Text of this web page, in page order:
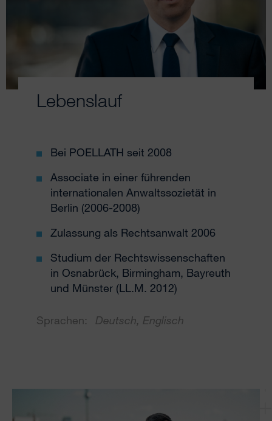
Lebenslauf
Bei POELLATH seit 2008
Associate in einer führenden
internationalen Anwaltssozietät in
Berlin (2006-2008)
Zulassung als Rechtsanwalt 2006
Studium der Rechtswissenschaften
in Osnabrück, Birmingham, Bayreuth
und Münster (LL.M. 2012)
Sprachen: Deutsch, Englisch